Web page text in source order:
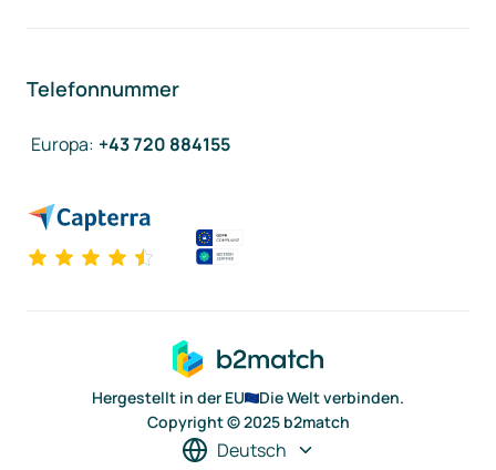
Telefonnummer
Europa: +43 720 884155
Hergestellt in der EU
Die Welt verbinden.
Copyright © 2025 b2match
Deutsch